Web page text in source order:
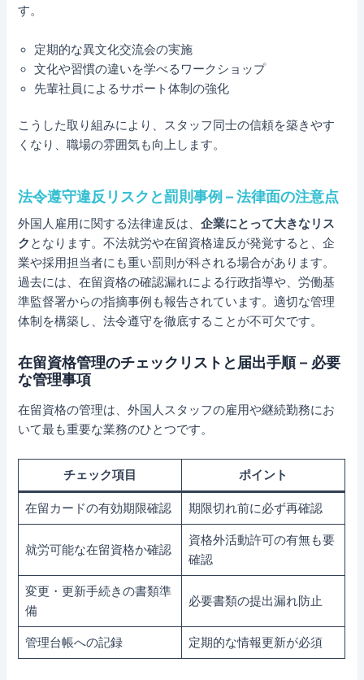
す。
定期的な異文化交流会の実施
文化や習慣の違いを学べるワークショップ
先輩社員によるサポート体制の強化
こうした取り組みにより、スタッフ同士の信頼を築きやす
くなり、職場の雰囲気も向上します。
法令遵守違反リスクと罰則事例 – 法律面の注意点
外国人雇用に関する法律違反は、企業にとって大きなリス
ク となります。不法就労や在留資格違反が発覚すると、企
業や採用担当者にも重い罰則が科される場合があります。
過去には、在留資格の確認漏れによる行政指導や、労働基
準監督署からの指摘事例も報告されています。適切な管理
体制を構築し、法令遵守を徹底することが不可欠です。
在留資格管理のチェックリストと届出手順 – 必要
な管理事項
在留資格の管理は、外国人スタッフの雇用や継続勤務にお
いて最も重要な業務のひとつです。
チェック項目 ポイント
在留カードの有効期限確認 期限切れ前に必ず再確認
就労可能な在留資格か確認
資格外活動許可の有無も要
確認
変更・更新手続きの書類準
備
必要書類の提出漏れ防止
管理台帳への記録 定期的な情報更新が必須